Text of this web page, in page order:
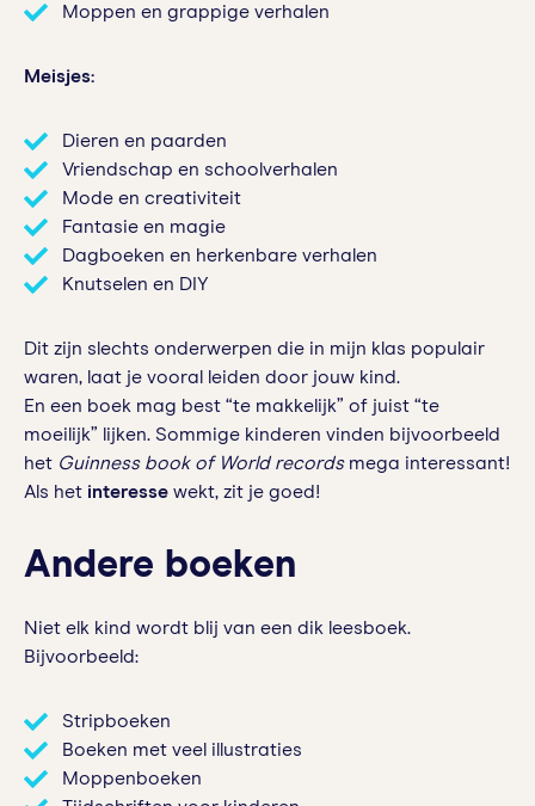
Moppen en grappige verhalen
Meisjes:
Dieren en paarden
Vriendschap en schoolverhalen
Mode en creativiteit
Fantasie en magie
Dagboeken en herkenbare verhalen
Knutselen en DIY
Dit zijn slechts onderwerpen die in mijn klas populair
waren, laat je vooral leiden door jouw kind.
En een boek mag best “te makkelijk” of juist “te
moeilijk” lijken. Sommige kinderen vinden bijvoorbeeld
het Guinness book of World recordsmega interessant!
Als het interesse wekt, zit je goed!
Andere boeken
Niet elk kind wordt blij van een dik leesboek.
Bijvoorbeeld:
Stripboeken
Boeken met veel illustraties
Moppenboeken